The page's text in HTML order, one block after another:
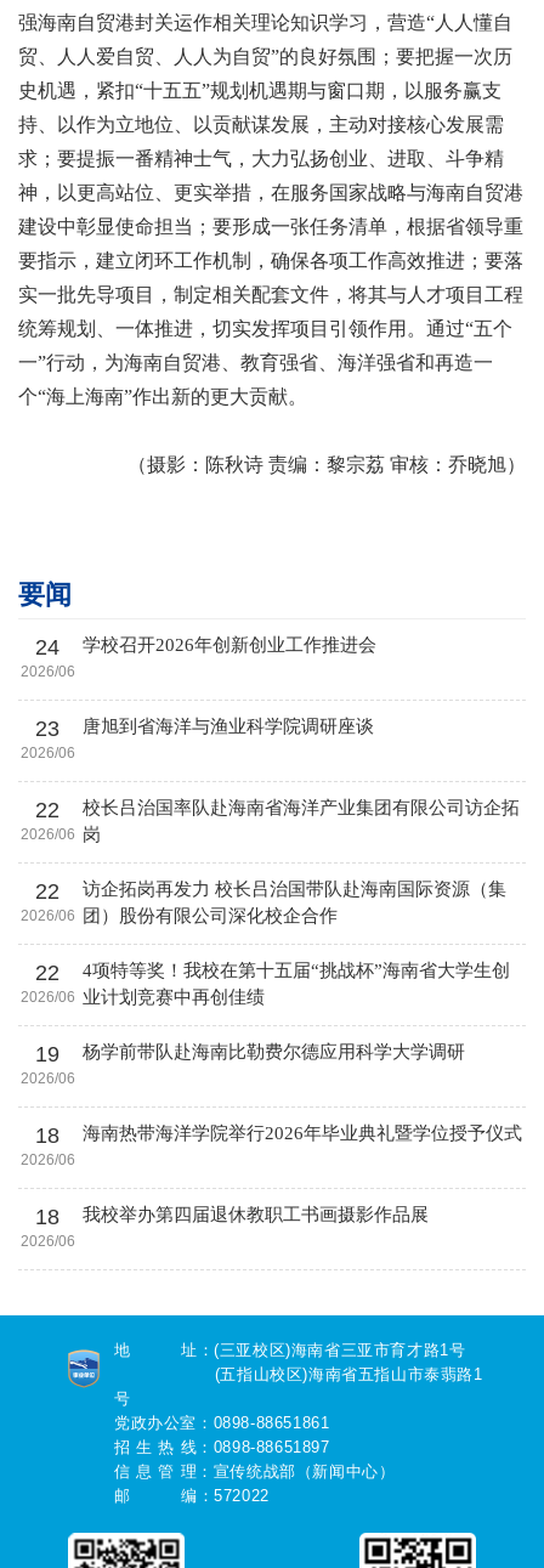
强海南自贸港封关运作相关理论知识学习，营造“人人懂自
贸、人人爱自贸、人人为自贸”的良好氛围；要把握一次历
史机遇，紧扣“十五五”规划机遇期与窗口期，以服务赢支
持、以作为立地位、以贡献谋发展，主动对接核心发展需
求；要提振一番精神士气，大力弘扬创业、进取、斗争精
神，以更高站位、更实举措，在服务国家战略与海南自贸港
建设中彰显使命担当；要形成一张任务清单，根据省领导重
要指示，建立闭环工作机制，确保各项工作高效推进；要落
实一批先导项目，制定相关配套文件，将其与人才项目工程
统筹规划、一体推进，切实发挥项目引领作用。通过“五个
一”行动，为海南自贸港、教育强省、海洋强省和再造一
个“海上海南”作出新的更大贡献。
（摄影：陈秋诗 责编：黎宗荔 审核：乔晓旭）
要闻
24
2026/06
学校召开2026年创新创业工作推进会
23
2026/06
唐旭到省海洋与渔业科学院调研座谈
22
2026/06
校长吕治国率队赴海南省海洋产业集团有限公司访企拓
岗
22
2026/06
访企拓岗再发力 校长吕治国带队赴海南国际资源（集
团）股份有限公司深化校企合作
22
2026/06
4项特等奖！我校在第十五届“挑战杯”海南省大学生创
业计划竞赛中再创佳绩
19
2026/06
杨学前带队赴海南比勒费尔德应用科学大学调研
18
2026/06
海南热带海洋学院举行2026年毕业典礼暨学位授予仪式
18
2026/06
我校举办第四届退休教职工书画摄影作品展
地 址：(三亚校区)海南省三亚市育才路1号
(五指山校区)海南省五指山市泰翡路1
号
党政办公室：0898-88651861
招 生 热 线：0898-88651897
信 息 管 理：宣传统战部（新闻中心）
邮 编：572022